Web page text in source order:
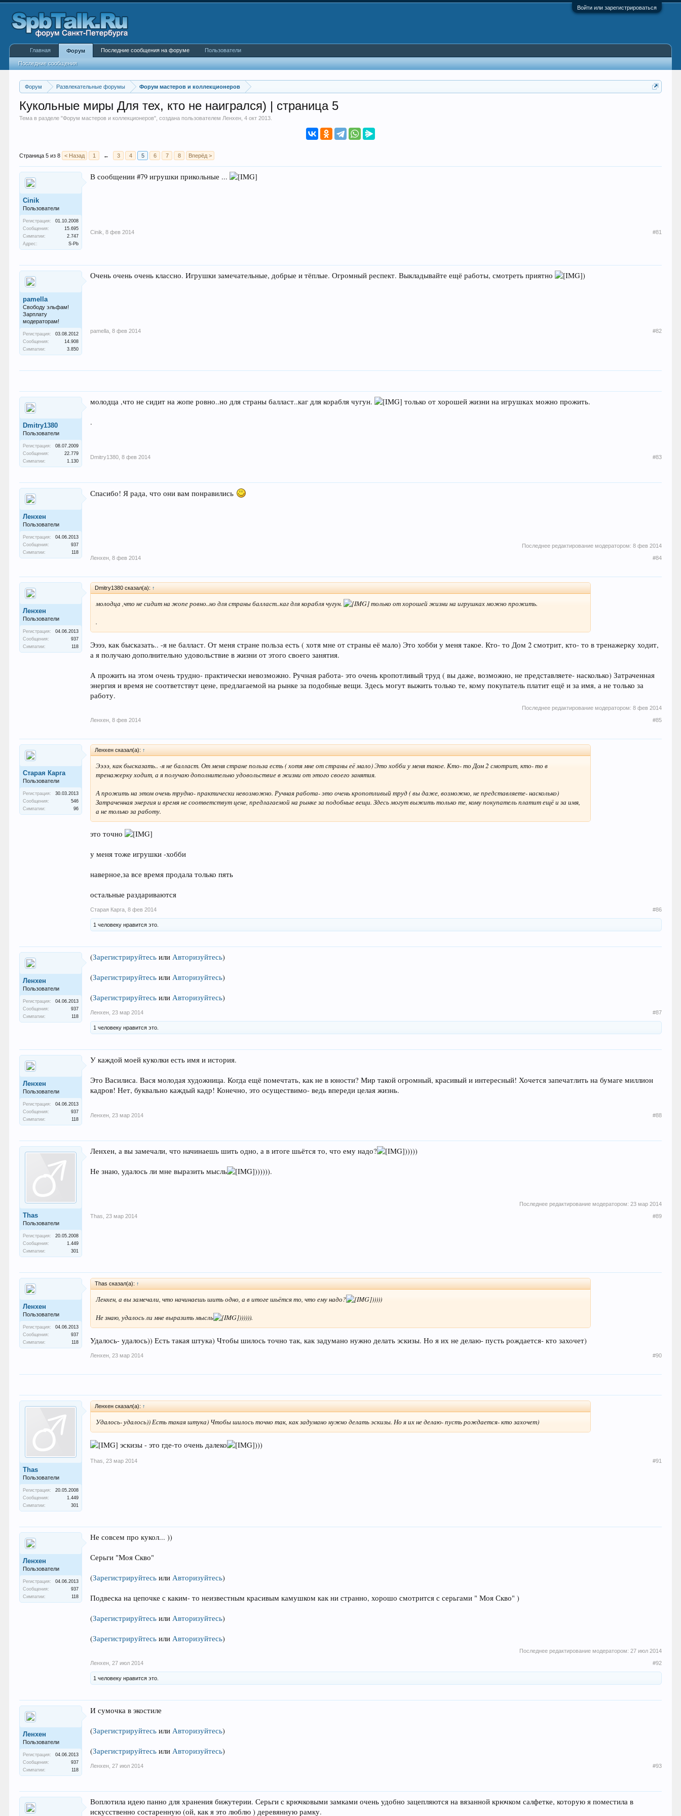
Войти или зарегистрироваться
Форум Развлекательные форумы Форум мастеров и коллекционеров
Кукольные миры Для тех, кто не наигрался) | страница 5
Тема в разделе "Форум мастеров и коллекционеров", создана пользователем Ленхен ,4 окт 2013
Страница 5 из 8 < Назад 1 ← 3 4 5 6 7 8 Вперёд >
Cinik
Пользователи
Регистрация:
01.10.2008
Сообщения:
15.695
Симпатии:
2.747
Адрес:
S-Pb
В сообщении #79 игрушки прикольные ...
Cinik 8 фев 2014 #81
pamella
Свободу эльфам!
Зарплату
модераторам!
Регистрация:
03.08.2012
Сообщения:
14.908
Симпатии:
3.850
Очень очень очень классно. Игрушки замечательные, добрые и тёплые. Огромный респект. Выкладывайте ещё работы, смотреть приятно )
pamella 8 фев 2014 #82
Dmitry1380
Пользователи
Регистрация:
08.07.2009
Сообщения:
22.779
Симпатии:
1.130
молодца ,что не сидит на жопе ровно..но для страны балласт..каг для корабля чугун. только от хорошей жизни на игрушках можно прожить.
.
Dmitry1380 8 фев 2014 #83
Ленхен
Пользователи
Регистрация:
04.06.2013
Сообщения:
937
Симпатии:
118
Спасибо! Я рада, что они вам понравились
Последнее редактирование модератором: 8 фев 2014
Ленхен 8 фев 2014 #84
Ленхен
Пользователи
Регистрация:
04.06.2013
Сообщения:
937
Симпатии:
118
Dmitry1380 сказал(а): ↑
молодца ,что не сидит на жопе ровно..но для страны балласт..каг для корабля чугун.
только от хорошей жизни на игрушках можно прожить.
.
Ээээ, как бысказать.. -я не балласт. От меня стране польза есть ( хотя мне от страны её мало) Это хобби у меня такое. Кто- то Дом 2 смотрит, кто- то в тренажерку ходит,
а я получаю дополнительно удовольствие в жизни от этого своего занятия.
А прожить на этом очень трудно- практически невозможно. Ручная работа- это очень кропотливый труд ( вы даже, возможно, не представляете- насколько) Затраченная
энергия и время не соответствут цене, предлагаемой на рынке за подобные вещи. Здесь могут выжить только те, кому покупатель платит ещё и за имя, а не только за
работу.
Последнее редактирование модератором: 8 фев 2014
Ленхен 8 фев 2014 #85
Старая Карга
Пользователи
Регистрация:
30.03.2013
Сообщения:
546
Симпатии:
96
Ленхен сказал(а): ↑
Ээээ, как бысказать.. -я не балласт. От меня стране польза есть ( хотя мне от страны её мало) Это хобби у меня такое. Кто- то Дом 2 смотрит, кто- то в
тренажерку ходит, а я получаю дополнительно удовольствие в жизни от этого своего занятия.
А прожить на этом очень трудно- практически невозможно. Ручная работа- это очень кропотливый труд ( вы даже, возможно, не представляете- насколько)
Затраченная энергия и время не соответствут цене, предлагаемой на рынке за подобные вещи. Здесь могут выжить только те, кому покупатель платит ещё и за имя,
а не только за работу.
это точно
у меня тоже игрушки -хобби
наверное,за все время продала только пять
остальные раздариваются
Старая Карга 8 фев 2014 #86
1 человеку нравится это.
Ленхен
Пользователи
Регистрация:
04.06.2013
Сообщения:
937
Симпатии:
118
(Зарегистрируйтесь илиАвторизуйтесь)
(Зарегистрируйтесь илиАвторизуйтесь)
(Зарегистрируйтесь илиАвторизуйтесь)
Ленхен 23 мар 2014 #87
1 человеку нравится это.
Ленхен
Пользователи
Регистрация:
04.06.2013
Сообщения:
937
Симпатии:
118
У каждой моей куколки есть имя и история.
Это Василиса. Вася молодая художница. Когда ещё помечтать, как не в юности? Мир такой огромный, красивый и интересный! Хочется запечатлить на бумаге миллион
кадров! Нет, буквально каждый кадр! Конечно, это осуществимо- ведь впереди целая жизнь.
Ленхен 23 мар 2014 #88
Thas
Пользователи
Регистрация:
20.05.2008
Сообщения:
1.449
Симпатии:
301
Ленхен, а вы замечали, что начинаешь шить одно, а в итоге шьётся то, что ему надо? )))))
Не знаю, удалось ли мне выразить мысль )))))).
Последнее редактирование модератором: 23 мар 2014
Thas
23 мар 2014 #89
Ленхен
Пользователи
Регистрация:
04.06.2013
Сообщения:
937
Симпатии:
118
Thas сказал(а): ↑
Ленхен, а вы замечали, что начинаешь шить одно, а в итоге шьётся то, что ему надо?
)))))
Не знаю, удалось ли мне выразить мысль
)))))).
Удалось- удалось)) Есть такая штука) Чтобы шилось точно так, как задумано нужно делать эскизы. Но я их не делаю- пусть рождается- кто захочет)
Ленхен 23 мар 2014 #90
Thas
Пользователи
Регистрация:
20.05.2008
Сообщения:
1.449
Симпатии:
301
Ленхен сказал(а): ↑
Удалось- удалось)) Есть такая штука) Чтобы шилось точно так, как задумано нужно делать эскизы. Но я их не делаю- пусть рождается- кто захочет)
эскизы - это где-то очень далеко )))
Thas 23 мар 2014 #91
Ленхен
Пользователи
Регистрация:
04.06.2013
Сообщения:
937
Симпатии:
118
Не совсем про кукол... ))
Серьги "Моя Скво"
(Зарегистрируйтесь илиАвторизуйтесь)
Подвеска на цепочке с каким- то неизвестным красивым камушком как ни странно, хорошо смотрится с серьгами " Моя Скво" )
(Зарегистрируйтесь илиАвторизуйтесь)
(Зарегистрируйтесь илиАвторизуйтесь)
Последнее редактирование модератором: 27 июл 2014
Ленхен 27 июл 2014 #92
1 человеку нравится это.
Ленхен
Пользователи
Регистрация:
04.06.2013
Сообщения:
937
Симпатии:
118
И сумочка в экостиле
(Зарегистрируйтесь илиАвторизуйтесь)
(Зарегистрируйтесь илиАвторизуйтесь)
Ленхен 27 июл 2014 #93
Воплотила идею панно для хранения бижутерии. Серьги с крючковыми замками очень удобно зацепляются на вязанной крючком салфетке, которую я поместила в
искусственно состаренную (ой, как я это люблю ) деревянную рамку.
Главная Форум
Последние сообщения
Последние сообщения на форуме Пользователи